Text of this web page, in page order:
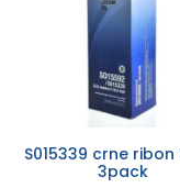
S015339 crne
3pack